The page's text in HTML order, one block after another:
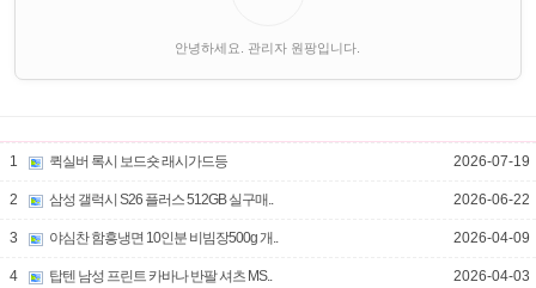
안녕하세요. 관리자 원팡입니다.
1 퀵실버 록시 보드숏 래시가드등 2026-07-19
2 삼성 갤럭시 S26 플러스 512GB 실구매.. 2026-06-22
3 야심찬 함흥냉면 10인분 비빔장500g 개.. 2026-04-09
4 탑텐 남성 프린트 카바나 반팔 셔츠 MS.. 2026-04-03